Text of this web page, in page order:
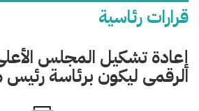
قرارات رئاسية
إعادة تشكيل المجلس
الرقمى ليكون برئاسة رئيس